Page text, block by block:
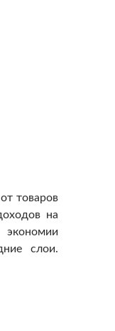
товаров
на
слои.